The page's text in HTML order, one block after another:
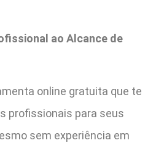
ao Alcance de
online gratuita que te
profissionais para seus
sem experiência em